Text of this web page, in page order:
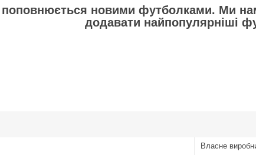
новими футболками. Ми
додавати найпопулярніші
Власне